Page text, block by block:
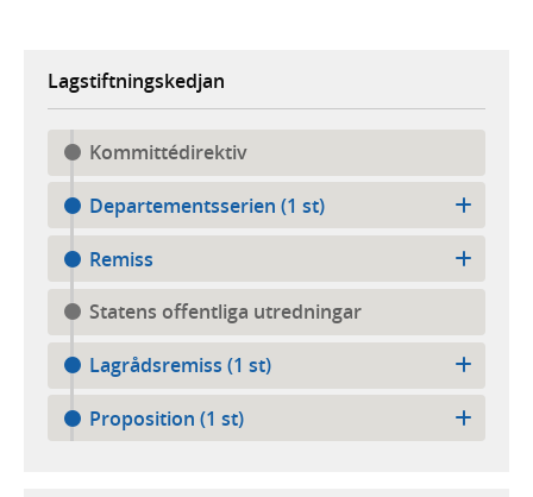
Lagstiftningskedjan
Kommittédirektiv
Departementsserien (1 st)
Remiss
Statens offentliga utredningar
Lagrådsremiss (1 st)
Proposition (1 st)